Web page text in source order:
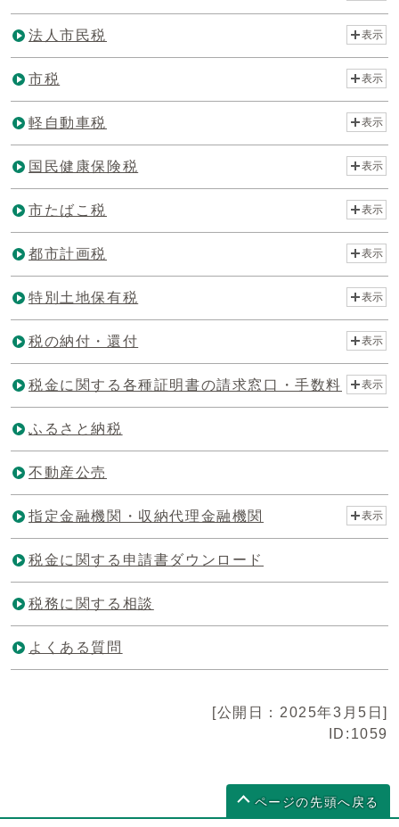
法人市民税 表示
市税 表示
軽自動車税 表示
国民健康保険税 表示
市たばこ税 表示
都市計画税 表示
特別土地保有税 表示
税の納付・還付 表示
税金に関する各種証明書の請求窓口・手数料 表示
ふるさと納税
不動産公売
指定金融機関・収納代理金融機関 表示
税金に関する申請書ダウンロード
税務に関する相談
よくある質問
[公開日：2025年3月5日]
ID:1059
ページの先頭へ戻る